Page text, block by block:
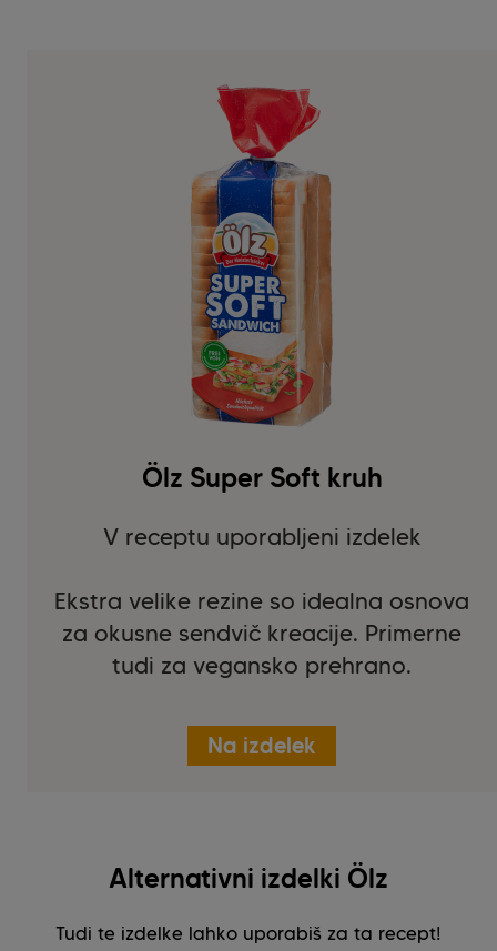
Ölz Super Soft kruh
V receptu uporabljeni izdelek
Ekstra velike rezine so idealna osnova
za okusne sendvič kreacije. Primerne
tudi za vegansko prehrano.
Na izdelek
Alternativni izdelki Ölz
Tudi te izdelke lahko uporabiš za ta recept!